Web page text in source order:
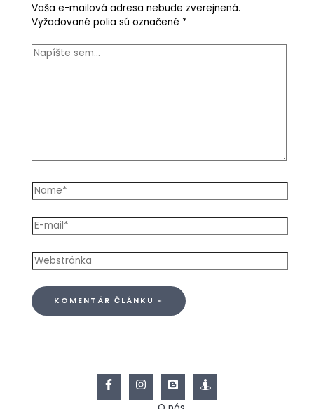
Vaša e-mailová adresa nebude zverejnená.
Vyžadované polia sú označené *